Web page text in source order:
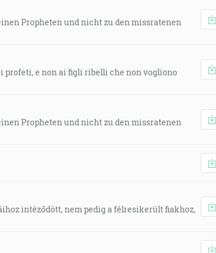
Propheten und nicht zu den missratenen
profeti, e non ai figli ribelli che non vogliono
Propheten und nicht zu den missratenen
intéződött, nem pedig a félresikerült fiakhoz,